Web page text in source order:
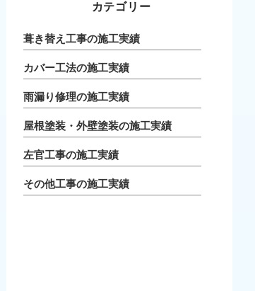
カテゴリー
葺き替え工事の施工実績
カバー工法の施工実績
雨漏り修理の施工実績
屋根塗装・外壁塗装の施工実績
左官工事の施工実績
その他工事の施工実績